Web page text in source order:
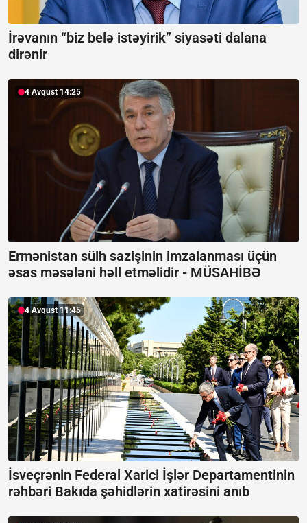
İrəvanın “biz belə istəyirik” siyasəti dalana
dirənir
4 Avqust 14:25
Ermənistan sülh sazişinin imzalanması üçün
əsas məsələni həll etməlidir - MÜSAHİBƏ
4 Avqust 11:45
İsveçrənin Federal Xarici İşlər Departamentinin
rəhbəri Bakıda şəhidlərin xatirəsini anıb